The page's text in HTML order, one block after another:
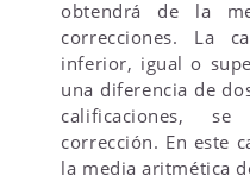
obtendrá de la
correcciones. La
inferior, igual o
una diferencia de
calificaciones,
corrección. En este
la media aritmética